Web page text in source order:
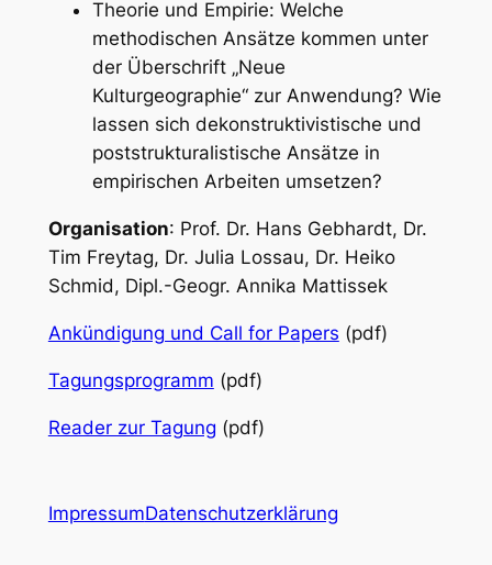
Theorie und Empirie: Welche
methodischen Ansätze kommen unter
der Überschrift „Neue
Kulturgeographie“ zur Anwendung? Wie
lassen sich dekonstruktivistische und
poststrukturalistische Ansätze in
empirischen Arbeiten umsetzen?
Organisation: Prof. Dr. Hans Gebhardt, Dr.
Tim Freytag, Dr. Julia Lossau, Dr. Heiko
Schmid, Dipl.-Geogr. Annika Mattissek
Ankündigung und Call for Papers (pdf)
Tagungsprogramm (pdf)
Reader zur Tagung (pdf)
ImpressumDatenschutzerklärung